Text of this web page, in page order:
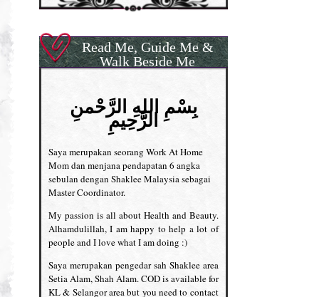
Read Me, Guide Me &
Walk Beside Me
بِسْمِ اللهِ الرَّحْمنِ
الرَّحِيمِ
Saya merupakan seorang Work At Home
Mom dan menjana pendapatan 6 angka
sebulan dengan Shaklee Malaysia sebagai
Master Coordinator.
My passion is all about Health and Beauty.
Alhamdulillah, I am happy to help a lot of
people and I love what I am doing :)
Saya merupakan pengedar sah Shaklee area
Setia Alam, Shah Alam. COD is available for
KL & Selangor area but you need to contact